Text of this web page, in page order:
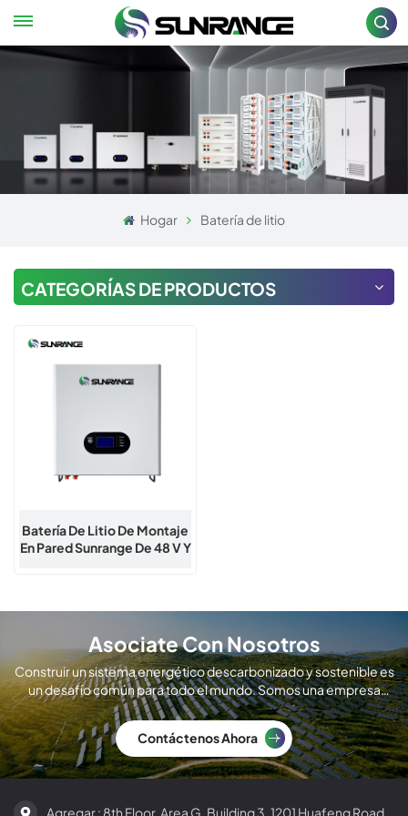
Hogar Batería de litio
CATEGORÍAS DE PRODUCTOS
Batería De Litio De Montaje
En Pared Sunrange De 48 V Y
Asociate Con Nosotros
Construir un sistema energético descarbonizado y sostenible es
un desafío común para todo el mundo. Somos una empresa
global de fabricación de módulos solares.
Contáctenos Ahora
Agregar : 8th Floor, Area G, Building 3, 1201 Huafeng Road